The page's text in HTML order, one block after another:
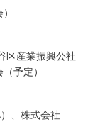
区産業振興公社
予定）
、株式会社